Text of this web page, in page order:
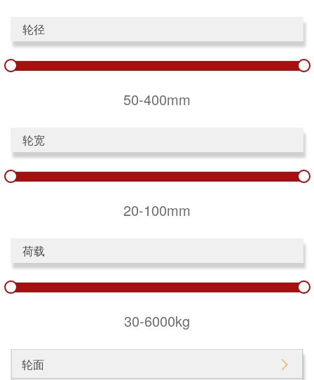
轮径
50-400mm
轮宽
20-100mm
荷载
30-6000kg
轮面